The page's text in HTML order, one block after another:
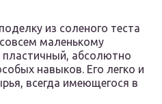
из соленого теста
маленькому
пластичный, абсолютно
навыков. Его легко и
всегда имеющегося в